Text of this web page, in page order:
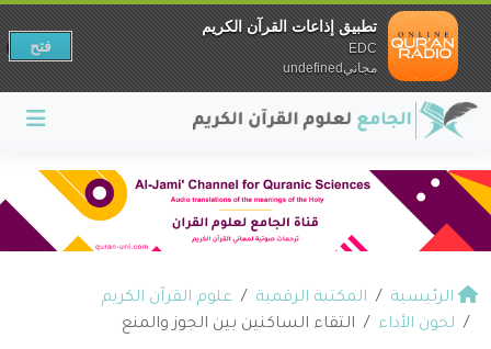
الرئيسية المكتبة الرقمية
علوم القرآن الكريم
لحون الأداء
التقاء الساكنين بين الجوز والمنع
تطبيق إذاعات القرآن الكريم
EDC
مجانيundefined
فتح